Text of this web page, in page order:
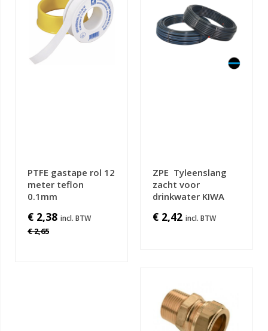
PTFE gastape rol 12
meter teflon
0.1mm
€ 2,38
€ 2,65
ZPE Tyleenslang
zacht voor
drinkwater KIWA
€ 2,42